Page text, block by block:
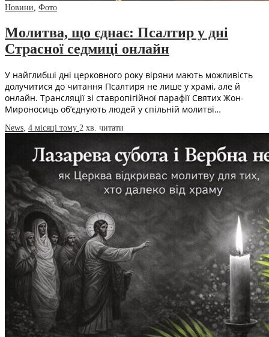
Новини, Фото
Молитва, що єднає: Псалтир у дні
Страсної седмиці онлайн
У найглибші дні церковного року віряни мають можливість
долучитися до читання Псалтиря не лише у храмі, але й
онлайн. Трансляції зі ставропігійної парафії Святих Жон-
Мироносиць об’єднують людей у спільній молитві…
News, 4 місяці тому 2 хв. читати